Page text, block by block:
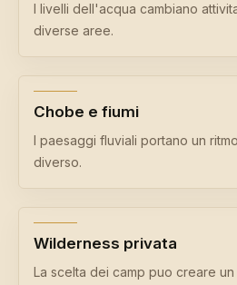
I livelli dell'acqua cambiano
diverse aree.
Chobe e fiumi
I paesaggi fluviali portano un
diverso.
Wilderness privata
La scelta dei camp puo creare